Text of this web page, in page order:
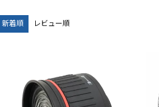
新着順 レビュー順